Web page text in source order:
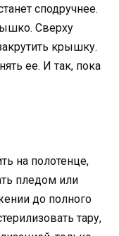
сподручнее.
Сверху
крышку.
ее. И так, пока
на полотенце,
пледом или
до полного
тару,